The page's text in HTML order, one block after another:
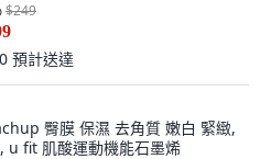
$249
預計送達
臀膜 保濕 去角質 嫩白 緊緻,
u fit 肌酸運動機能石墨烯